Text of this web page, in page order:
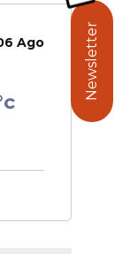
Ago Newsletter